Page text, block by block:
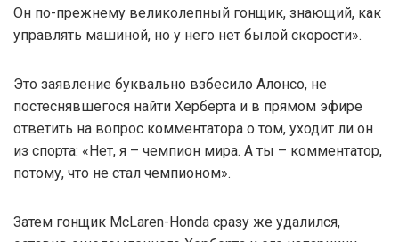
Он по-прежнему великолепный гонщик, знающий, как
управлять машиной, но у него нет былой скорости».
Это заявление буквально взбесило Алонсо, не
постеснявшегося найти Херберта и в прямом эфире
ответить на вопрос комментатора о том, уходит ли он
из спорта: «Нет, я – чемпион мира. А ты – комментатор,
потому, что не стал чемпионом».
Затем гонщик McLaren-Honda сразу же удалился,